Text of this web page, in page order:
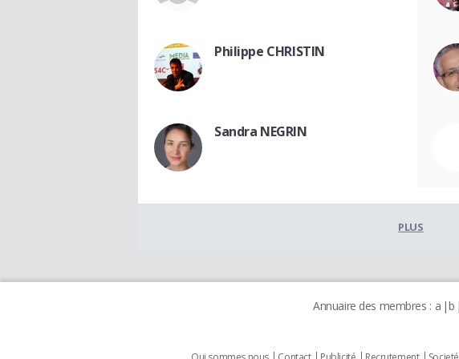
Philippe CHRISTIN
Sandra NEGRIN
PLUS
Annuaire des membres : a b